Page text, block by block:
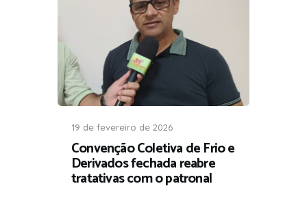
19 de fevereiro de 2026
Convenção Coletiva de Frio e
Derivados fechada reabre
tratativas com o patronal